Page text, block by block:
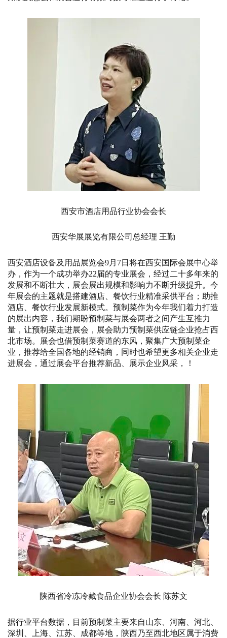
西安市酒店用品行业协会会长
西安华展展览有限公司总经理 王勤
西安酒店设备及用品展览会9月7日将在西安国际会展中心举
办，作为一个成功举办22届的专业展会，经过二十多年来的
发展和不断壮大，展会展出规模和影响力不断升级提升。今
年展会的主题就是搭建酒店、餐饮行业精准采供平台；助推
酒店、餐饮行业发展新模式。预制菜作为今年我们着力打造
的展出内容，我们期盼预制菜与展会两者之间产生互推力
量，让预制菜走进展会，展会助力预制菜供应链企业抢占西
北市场。展会也借预制菜赛道的东风，聚集广大预制菜企
业，推荐给全国各地的经销商，同时也希望更多相关企业走
进展会，通过展会平台推荐新品、展示企业风采，！
陕西省冷冻冷藏食品企业协会会长 陈苏文
据行业平台数据，目前预制菜主要来自山东、河南、河北、
深圳、上海、江苏、成都等地，陕西乃至西北地区属于消费